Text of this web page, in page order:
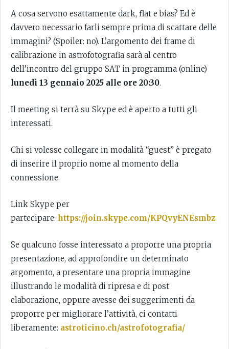
A cosa servono esattamente dark, flat e bias? Ed è
davvero necessario farli sempre prima di scattare delle
immagini? (Spoiler: no). L’argomento dei frame di
calibrazione in astrofotografia sarà al centro
dell’incontro del gruppo SAT in programma (online)
lunedì 13 gennaio 2025 alle ore 20:30.
Il meeting si terrà su Skype ed è aperto a tutti gli
interessati.
Chi si volesse collegare in modalità “guest” è pregato
di inserire il proprio nome al momento della
connessione.
Link Skype per
partecipare: https://join.skype.com/KPQvyENEsmbz
Se qualcuno fosse interessato a proporre una propria
presentazione, ad approfondire un determinato
argomento, a presentare una propria immagine
illustrando le modalità di ripresa e di post
elaborazione, oppure avesse dei suggerimenti da
proporre per migliorare l’attività, ci contatti
liberamente: astroticino.ch/astrofotografia/